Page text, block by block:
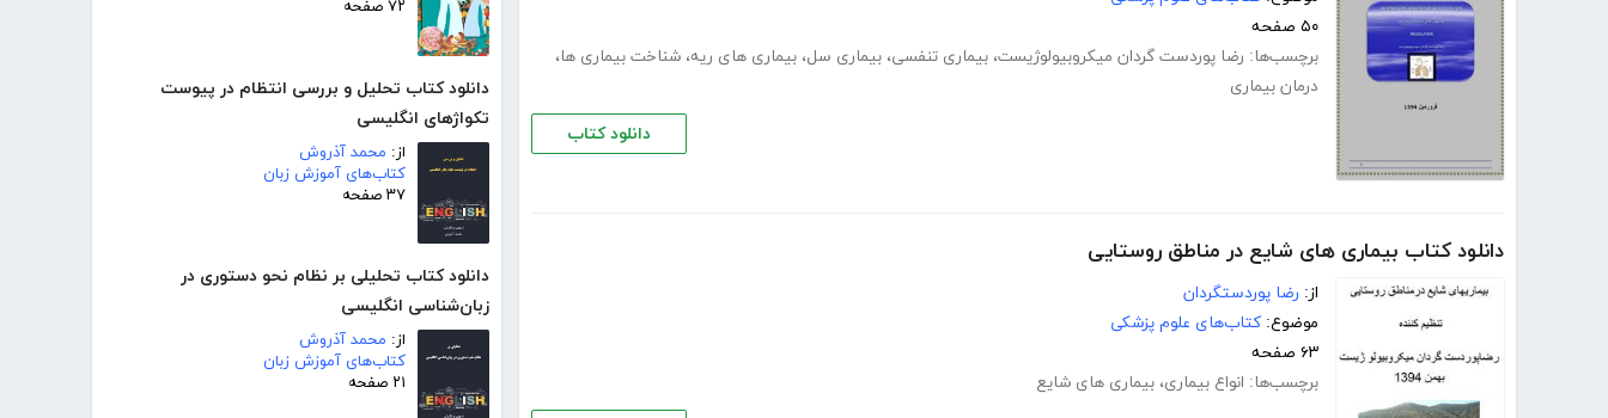
۷۲ صفحه
دانلود کتاب تحلیل و بررسی انتظام در پیوست
تکواژهای انگلیسی
از: محمد آذروش
کتاب‌های آموزش زبان
۳۷ صفحه
دانلود کتاب تحلیلی بر نظام نحو دستوری در
زبان‌شناسی انگلیسی
از: محمد آذروش
کتاب‌های آموزش زبان
۲۱ صفحه
۵۰ صفحه
برچسب‌ها: رضا پوردست گردان میکروبیولوژیست، بیماری تنفسی، بیماری سل، بیماری های ریه، شناخت بیماری ها،
درمان بیماری
دانلود کتاب
دانلود کتاب بیماری های شایع در مناطق روستایی
از: رضا پوردستگردان
موضوع: کتاب‌های علوم پزشکی
۶۳ صفحه
برچسب‌ها: انواع بیماری، بیماری های شایع